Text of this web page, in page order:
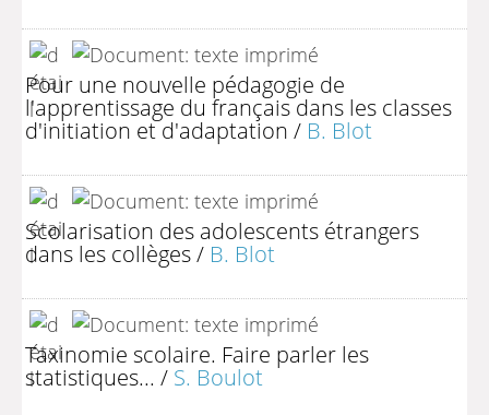
Pour une nouvelle pédagogie de
l'apprentissage du français dans les classes
d'initiation et d'adaptation / B. Blot
Scolarisation des adolescents étrangers
dans les collèges/ B. Blot
Taxinomie scolaire. Faire parler les
statistiques... / S. Boulot